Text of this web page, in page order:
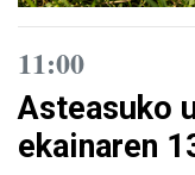
11:00
Asteasuko
ekainaren